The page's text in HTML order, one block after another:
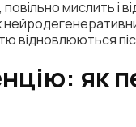
мислить і
відновлюються
як